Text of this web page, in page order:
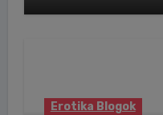
Erotika Blogok